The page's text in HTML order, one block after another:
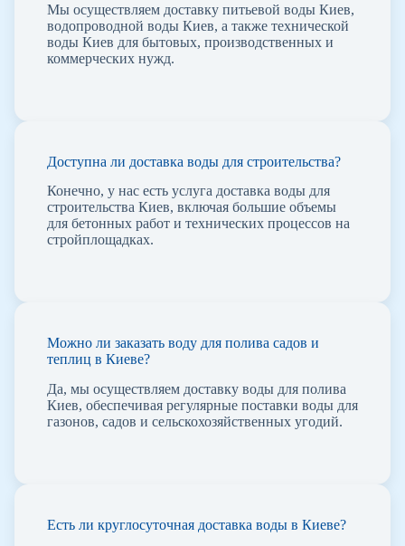
Мы осуществляем доставку питьевой воды Киев,
водопроводной воды Киев, а также технической
воды Киев для бытовых, производственных и
коммерческих нужд.
Доступна ли доставка воды для строительства?
Конечно, у нас есть услуга доставка воды для
строительства Киев, включая большие объемы
для бетонных работ и технических процессов на
стройплощадках.
Можно ли заказать воду для полива садов и
теплиц в Киеве?
Да, мы осуществляем доставку воды для полива
Киев, обеспечивая регулярные поставки воды для
газонов, садов и сельскохозяйственных угодий.
Есть ли круглосуточная доставка воды в Киеве?